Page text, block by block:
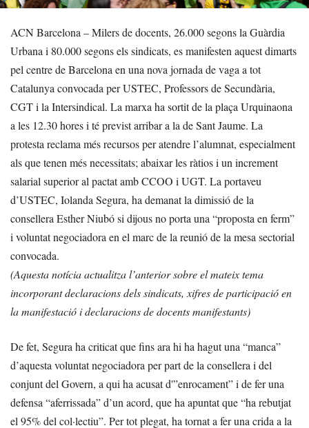
ACN Barcelona – Milers de docents, 26.000 segons la Guàrdia
Urbana i 80.000 segons els sindicats, es manifesten aquest dimarts
pel centre de Barcelona en una nova jornada de vaga a tot
Catalunya convocada per USTEC, Professors de Secundària,
CGT i la Intersindical. La marxa ha sortit de la plaça Urquinaona
a les 12.30 hores i té previst arribar a la de Sant Jaume. La
protesta reclama més recursos per atendre l’alumnat, especialment
als que tenen més necessitats; abaixar les ràtios i un increment
salarial superior al pactat amb CCOO i UGT. La portaveu
d’USTEC, Iolanda Segura, ha demanat la dimissió de la
consellera Esther Niubó si dijous no porta una “proposta en ferm”
i voluntat negociadora en el marc de la reunió de la mesa sectorial
convocada.
(Aquesta notícia actualitza l’anterior sobre el mateix tema
incorporant declaracions dels sindicats, xifres de participació en
la manifestació i declaracions de docents manifestants)
De fet, Segura ha criticat que fins ara hi ha hagut una “manca”
d’aquesta voluntat negociadora per part de la consellera i del
conjunt del Govern, a qui ha acusat d'”enrocament” i de fer una
defensa “aferrissada” d’un acord, que ha apuntat que “ha rebutjat
el 95% del col·lectiu”. Per tot plegat, ha tornat a fer una crida a la